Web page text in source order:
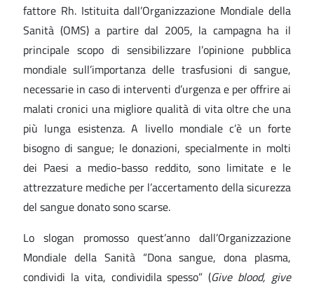
fattore Rh. Istituita dall’Organizzazione Mondiale della
Sanità (OMS) a partire dal 2005, la campagna ha il
principale scopo di sensibilizzare l’opinione pubblica
mondiale sull’importanza delle trasfusioni di sangue,
necessarie in caso di interventi d’urgenza e per offrire ai
malati cronici una migliore qualità di vita oltre che una
più lunga esistenza. A livello mondiale c’è un forte
bisogno di sangue; le donazioni, specialmente in molti
dei Paesi a medio-basso reddito, sono limitate e le
attrezzature mediche per l’accertamento della sicurezza
del sangue donato sono scarse.
Lo slogan promosso quest’anno dall’Organizzazione
Mondiale della Sanità “Dona sangue, dona plasma,
condividi la vita, condividila spesso” (Give blood, give